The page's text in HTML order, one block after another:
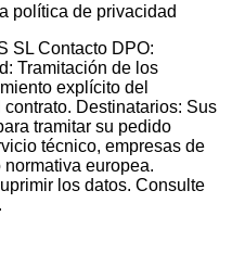
política de privacidad
SL Contacto DPO:
Tramitación de los
explícito del
Destinatarios: Sus
tramitar su pedido
técnico, empresas de
europea.
los datos. Consulte
.